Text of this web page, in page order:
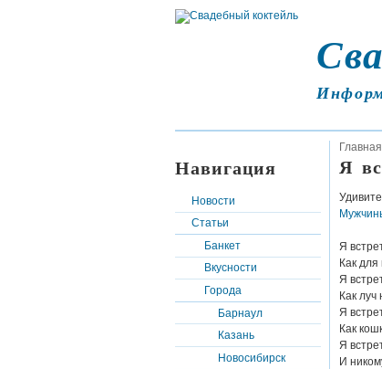
Навигация
Новости
Статьи
Банкет
Вкусности
Города
Барнаул
Казань
Новосибирск
Главная
Я
Я
Как для
Я
Как
Я
Как
Я
И